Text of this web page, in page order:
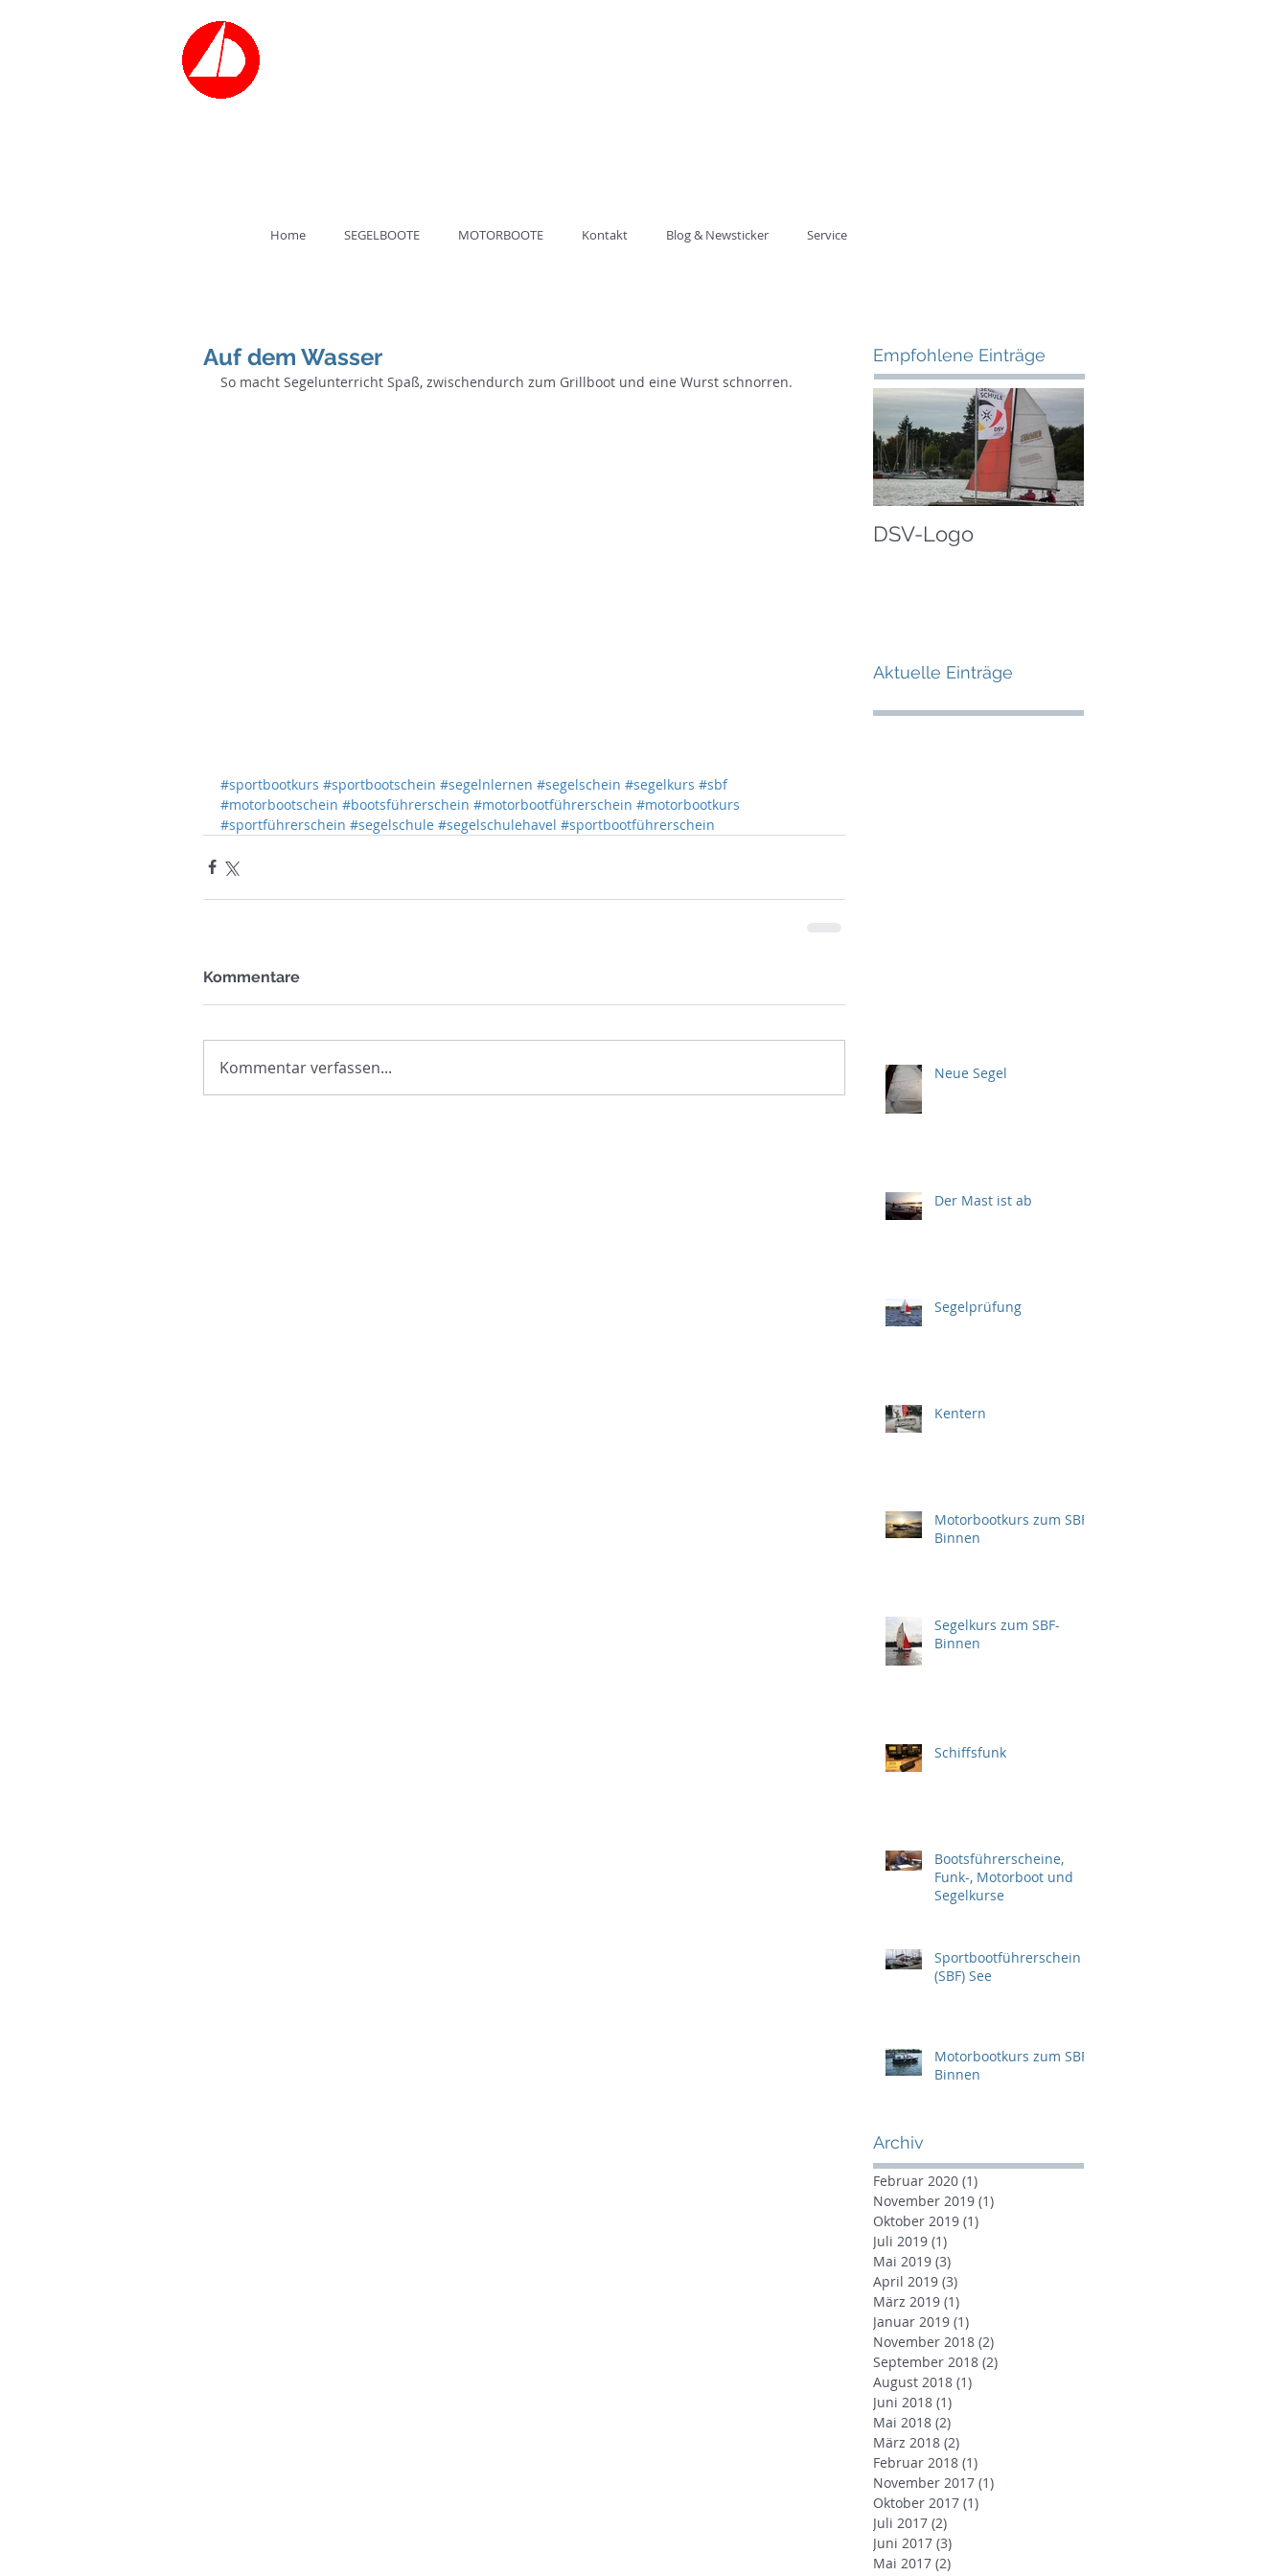
Auf dem Wasser
So macht Segelunterricht Spaß, zwischendurch zum Grillboot und eine Wurst schnorren.
#sportbootkurs #sportbootschein #segelnlernen #segelschein #segelkurs #sbf
#motorbootschein #bootsführerschein #motorbootführerschein #motorbootkurs
#sportführerschein #segelschule #segelschulehavel #sportbootführerschein
Kommentare
Kommentar verfassen...
Empfohlene Einträge
DSV-Logo
Aktuelle Einträge
Neue Segel
Der Mast ist ab
Segelprüfung
Kentern
Motorbootkurs zum SBF
Binnen
Segelkurs zum SBF-
Binnen
Schiffsfunk
Bootsführerscheine,
Funk-, Motorboot und
Segelkurse
Sportbootführerschein
(SBF) See
Motorbootkurs zum SBF-
Binnen
Archiv
Februar 2020 (1)
November 2019 (1)
Oktober 2019 (1)
Juli 2019 (1)
Mai 2019 (3)
April 2019 (3)
März 2019 (1)
Januar 2019 (1)
November 2018 (2)
September 2018 (2)
August 2018 (1)
Juni 2018 (1)
Mai 2018 (2)
März 2018 (2)
Februar 2018 (1)
November 2017 (1)
Oktober 2017 (1)
Juli 2017 (2)
Juni 2017 (3)
Mai 2017 (2)
Home SEGELBOOTE MOTORBOOTE Kontakt Blog & Newsticker Service